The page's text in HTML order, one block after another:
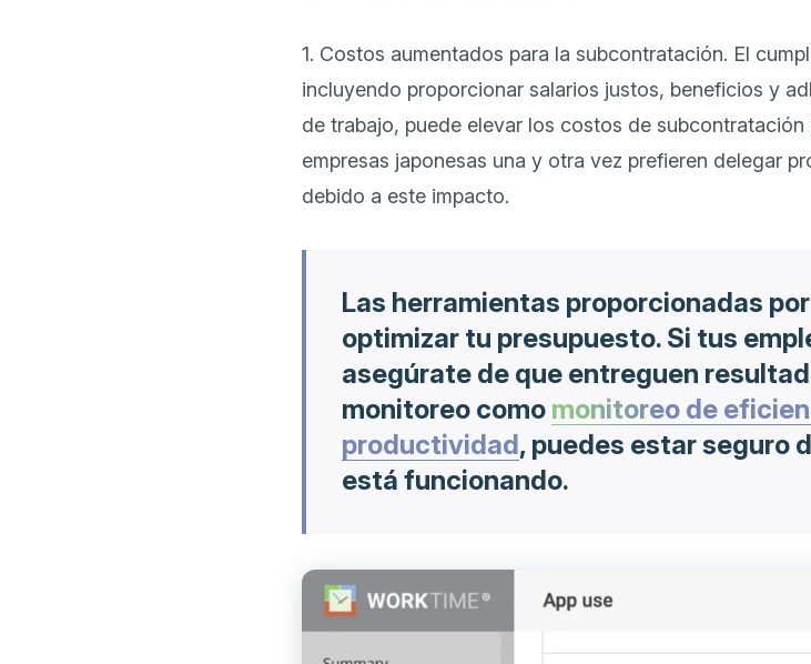
1. Costos aumentados para la subcontratación. El
incluyendo proporcionar salarios justos, beneficios y
de trabajo, puede elevar los costos de subcontratación
empresas japonesas una y otra vez prefieren delegar
Las herramientas proporcionadas
optimizar tu presupuesto. Si tus
asegúrate de que entreguen
monitoreo como monitoreo de
productividad, puedes estar seguro
está funcionando.